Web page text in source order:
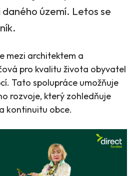
území. Letos se
mezi architektem a
pro kvalitu života obyvatel
Tato spolupráce umožňuje
rozvoje, který zohledňuje
kontinuitu obce.